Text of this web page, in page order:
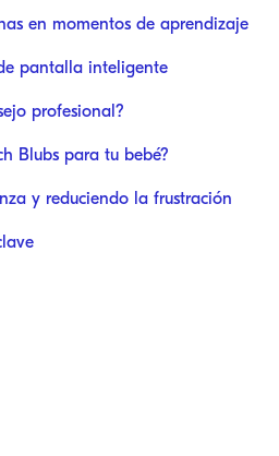
en momentos de aprendizaje
pantalla inteligente
profesional?
Blubs para tu bebé?
y reduciendo la frustración